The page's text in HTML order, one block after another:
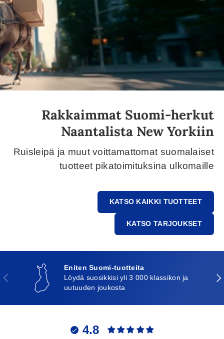
Rakkaimmat Suomi-herkut
Naantalista New Yorkiin
Ruisleipä ja muut voittamattomat suomalaiset
tuotteet pikatoimituksina ulkomaille
KATSO KAIKKI TUOTTEET
KATSO TARJOUKSET
Edellinen
Eniten Suomi-tuotteita
Löydä suosikkisi yli 3 000 klassikon ja
uutuuden joukosta
4.8